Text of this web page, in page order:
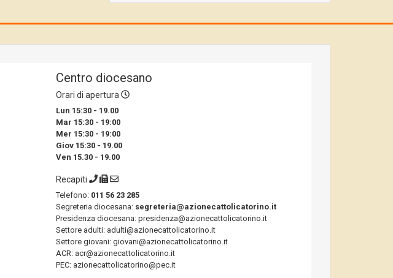
Centro diocesano
Orari di apertura
Lun 15:30 - 19.00
Mar 15:30 - 19:00
Mer 15:30 - 19:00
Giov 15:30 - 19.00
Ven 15.30 - 19.00
Recapiti
Telefono: 011 56 23 285
Segreteria diocesana: segreteria@azionecattolicatorino.it
Presidenza diocesana: presidenza@azionecattolicatorino.it
Settore adulti: adulti@azionecattolicatorino.it
Settore giovani: giovani@azionecattolicatorino.it
ACR: acr@azionecattolicatorino.it
PEC: azionecattolicatorino@pec.it